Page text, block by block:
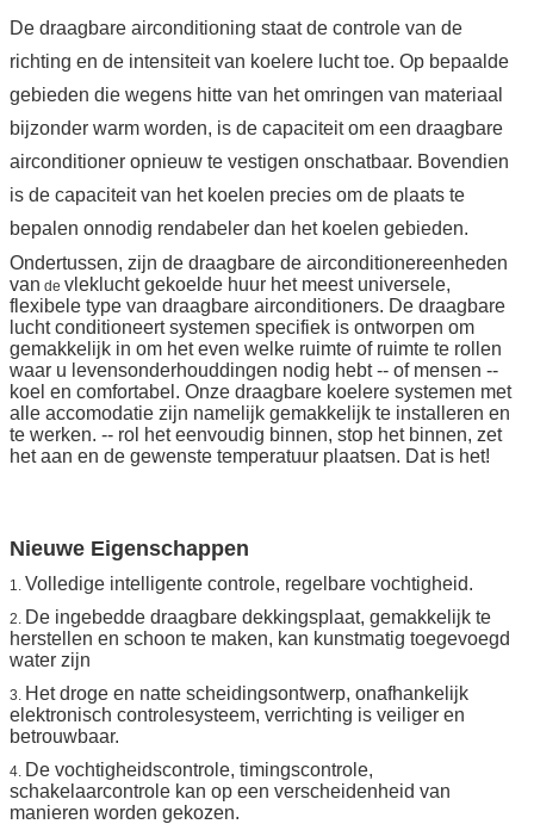
De draagbare airconditioning staat de controle van de
richting en de intensiteit van koelere lucht toe. Op bepaalde
gebieden die wegens hitte van het omringen van materiaal
bijzonder warm worden, is de capaciteit om een draagbare
airconditioner opnieuw te vestigen onschatbaar. Bovendien
is de capaciteit van het koelen precies om de plaats te
bepalen onnodig rendabeler dan het koelen gebieden.
Ondertussen, zijn de draagbare de airconditionereenheden
van de vleklucht gekoelde huur het meest universele,
flexibele type van draagbare airconditioners. De draagbare
lucht conditioneert systemen specifiek is ontworpen om
gemakkelijk in om het even welke ruimte of ruimte te rollen
waar u levensonderhouddingen nodig hebt -- of mensen --
koel en comfortabel. Onze draagbare koelere systemen met
alle accomodatie zijn namelijk gemakkelijk te installeren en
te werken. -- rol het eenvoudig binnen, stop het binnen, zet
het aan en de gewenste temperatuur plaatsen. Dat is het!
Nieuwe Eigenschappen
1. Volledige intelligente controle, regelbare vochtigheid.
2. De ingebedde draagbare dekkingsplaat, gemakkelijk te
herstellen en schoon te maken, kan kunstmatig toegevoegd
water zijn
3. Het droge en natte scheidingsontwerp, onafhankelijk
elektronisch controlesysteem, verrichting is veiliger en
betrouwbaar.
4. De vochtigheidscontrole, timingscontrole,
schakelaarcontrole kan op een verscheidenheid van
manieren worden gekozen.